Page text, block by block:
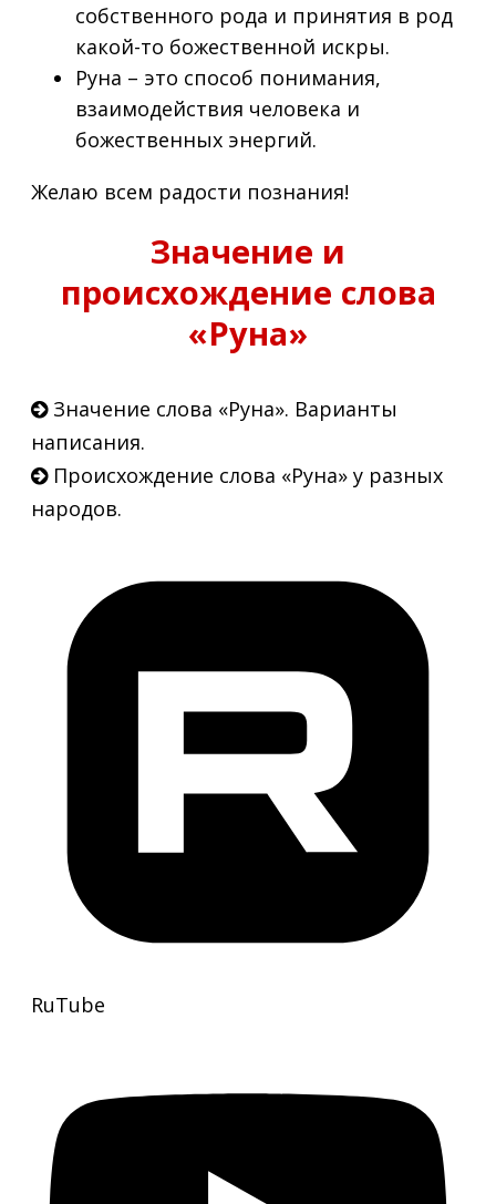
собственного рода и принятия в род
какой-то божественной искры.
Руна – это способ понимания,
взаимодействия человека и
божественных энергий.
Желаю всем радости познания!
Значение и
происхождение слова
«Руна»
Значение слова «Руна». Варианты
написания.
Происхождение слова «Руна» у разных
народов.
RuTube